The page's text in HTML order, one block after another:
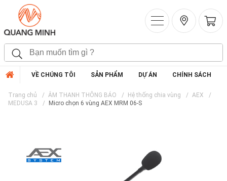
VỀ CHÚNG TÔI SẢN PHẨM DỰ ÁN CHÍNH SÁCH
Trang chủ ÂM THANH THÔNG BÁO Hệ thống chia vùng
AEX
MEDUSA 3
Micro chọn 6 vùng AEX MRM 06-S